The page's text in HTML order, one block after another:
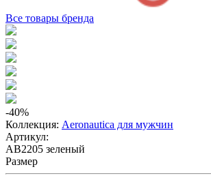
Все товары бренда
-40%
Коллекция: Aeronautica для мужчин
Артикул:
AB2205 зеленый
Размер